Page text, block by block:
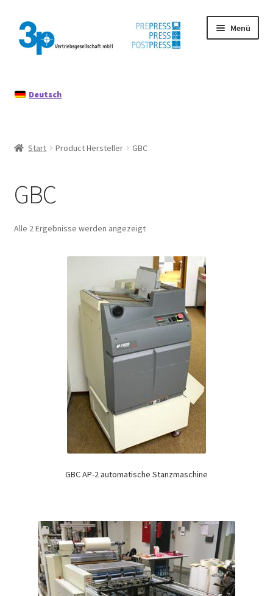
Zur
Navigation
springen
Zum
Inhalt
springen
Menü
Datenschutz
Mein Konto
Deutsch
Start Product Hersteller GBC
GBC
Alle 2 Ergebnisse werden angezeigt
GBC AP-2 automatische Stanzmaschine